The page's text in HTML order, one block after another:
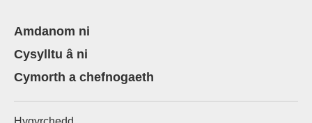
Amdanom ni
Cysylltu â ni
Cymorth a chefnogaeth